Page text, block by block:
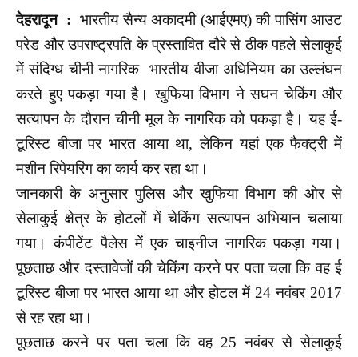
देहरादून : भारतीय सैन्य अकादमी (आईएमए) की पासिंग आउट
परेड और उपराष्ट्रपति के प्रस्तावित दौरे से ठीक पहले सेलाकुई
में संदिग्ध चीनी नागरिक भारतीय वीजा अधिनियम का उल्लंघन
करते हुए पकड़ा गया है। खुफिया विभाग ने सघन चेकिंग और
सत्यापन के दौरान चीनी मूल के नागरिक को पकड़ा है। यह ई-
टूरिस्ट बीजा पर भारत आया था, लेकिन यहां एक फैक्ट्री में
मशीन रिपेयरिंग का कार्य कर रहा था।
जानकारी के अनुसार पुलिस और खुफिया विभाग की ओर से
सेलाकुई क्षेत्र के होटलों में चेकिंग सत्यापन अभियान चलाया
गया। कंपीटेंट पैलेस में एक चाइनीज नागरिक पकड़ा गया।
पूछताछ और दस्तावेजों की चेकिंग करने पर पता चला कि वह ई
टूरिस्ट बीजा पर भारत आया था और होटल में 24 नवंबर 2017
से रह रहा था।
पूछताछ करने पर पता चला कि वह 25 नवंबर से सेलाकुई